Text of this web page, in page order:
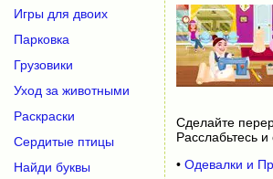
Сделайте
Расслабьтесь и
• Одевалки и
Игры для двоих
Парковка
Грузовики
Уход за животными
Раскраски
Сердитые птицы
Найди буквы